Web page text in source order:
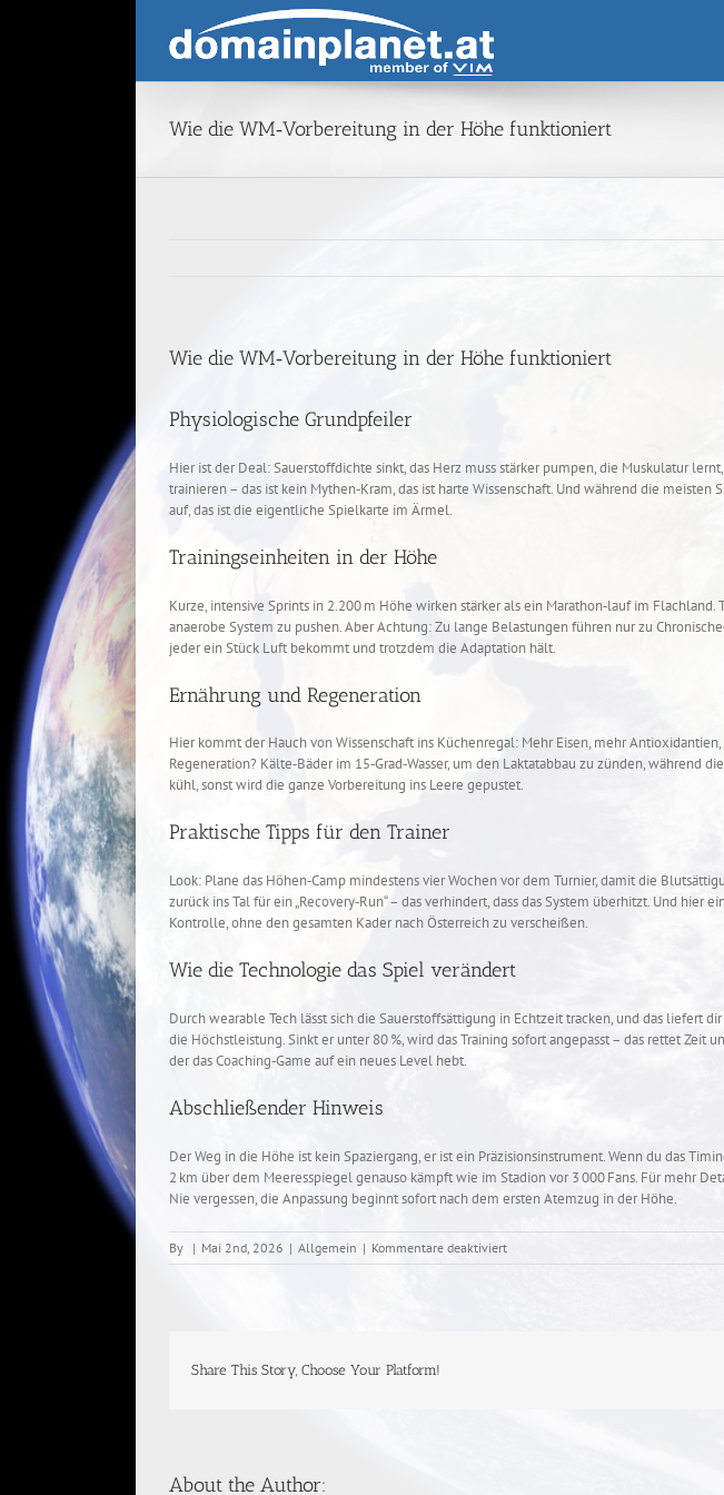
Wie die WM‑Vorbereitung in der Höhe funktioniert
Wie die WM‑Vorbereitung in der Höhe funktioniert
Physiologische Grundpfeiler
Hier ist der Deal: Sauerstoffdichte sinkt, das Herz muss stärker pumpen, die Muskulatur
trainieren – das ist kein Mythen‑Kram, das ist harte Wissenschaft. Und während die
auf, das ist die eigentliche Spielkarte im Ärmel.
Trainingseinheiten in der Höhe
Kurze, intensive Sprints in 2.200 m Höhe wirken stärker als ein Marathon‑lauf im
anaerobe System zu pushen. Aber Achtung: Zu lange Belastungen führen nur zu
jeder ein Stück Luft bekommt und trotzdem die Adaptation hält.
Ernährung und Regeneration
Hier kommt der Hauch von Wissenschaft ins Küchenregal: Mehr Eisen, mehr
Regeneration? Kälte‑Bäder im 15‑Grad‑Wasser, um den Laktatabbau zu zünden,
kühl, sonst wird die ganze Vorbereitung ins Leere gepustet.
Praktische Tipps für den Trainer
Look: Plane das Höhen‑Camp mindestens vier Wochen vor dem Turnier, damit die
zurück ins Tal für ein „Recovery‑Run“ – das verhindert, dass das System überhitzt. Und
Kontrolle, ohne den gesamten Kader nach Österreich zu verscheißen.
Wie die Technologie das Spiel verändert
Durch wearable Tech lässt sich die Sauerstoffsättigung in Echtzeit tracken, und das liefert
die Höchstleistung. Sinkt er unter 80 %, wird das Training sofort angepasst – das rettet
der das Coaching‑Game auf ein neues Level hebt.
Abschließender Hinweis
Der Weg in die Höhe ist kein Spaziergang, er ist ein Präzisionsinstrument. Wenn du das
2 km über dem Meeresspiegel genauso kämpft wie im Stadion vor 3 000 Fans. Für mehr
Nie vergessen, die Anpassung beginnt sofort nach dem ersten Atemzug in der Höhe.
By | Mai 2nd, 2026 | Allgemein | Kommentare deaktiviertfür
Wie
Share This Story, Choose Your Platform!
About the Author: